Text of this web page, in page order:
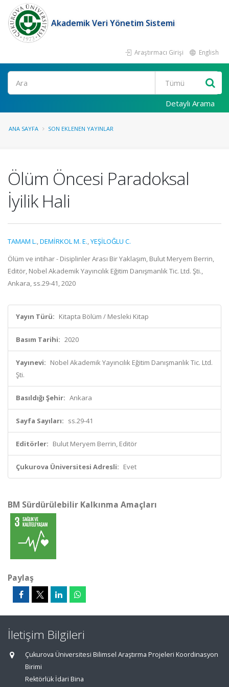
Akademik Veri Yönetim Sistemi
Araştırmacı Girişi English
Ara
Detaylı Arama
ANA SAYFA SON EKLENEN YAYINLAR
Ölüm Öncesi Paradoksal
İyilik Hali
TAMAM L.,DEMİRKOL M. E.,YEŞİLOĞLU C.
Ölüm ve intihar - Disiplinler Arası Bir Yaklaşım, Bulut Meryem Berrin,
Editör, Nobel Akademik Yayıncılık Eğitim Danışmanlık Tic. Ltd. Şti.,
Ankara, ss.29-41, 2020
Yayın Türü: Kitapta Bölüm / Mesleki Kitap
Basım Tarihi: 2020
Yayınevi: Nobel Akademik Yayıncılık Eğitim Danışmanlık Tic. Ltd.
Şti.
Basıldığı Şehir: Ankara
Sayfa Sayıları: ss.29-41
Editörler: Bulut Meryem Berrin, Editör
Çukurova Üniversitesi Adresli: Evet
BM Sürdürülebilir Kalkınma Amaçları
Paylaş
İletişim Bilgileri
Çukurova Üniversitesi Bilimsel Araştırma Projeleri Koordinasyon
Birimi
Rektörlük İdari Bina